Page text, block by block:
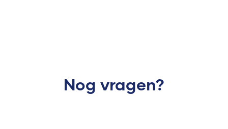
Nog vragen?